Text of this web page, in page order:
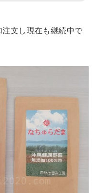
注文し現在も継続中で